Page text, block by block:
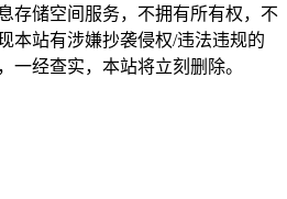
存储空间服务，不拥有所有权，不
本站有涉嫌抄袭侵权/违法违规的
一经查实，本站将立刻删除。